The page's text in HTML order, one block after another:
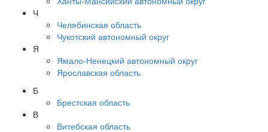
Ч
Челябинская область
Чукотский автономный округ
Я
Ямало-Ненецкий автономный округ
Ярославская область
Б
Брестская область
В
Витебская область